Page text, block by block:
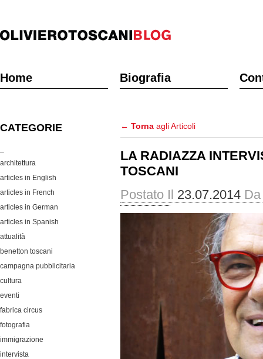
Home Biografia
CATEGORIE
architettura
articles in English
articles in French
articles in German
articles in Spanish
attualità
benetton toscani
campagna pubblicitaria
cultura
eventi
fabrica circus
fotografia
immigrazione
intervista
← Torna agli Articoli
LA RADIAZZA
TOSCANI
Postato Il 23.07.2014 Da